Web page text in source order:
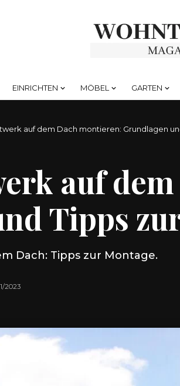
EINRICHTEN MÖBEL GARTEN
auf dem Dach montieren: Grundlagen
auf
Tipps
Dach: Tipps zur Montage.
2023